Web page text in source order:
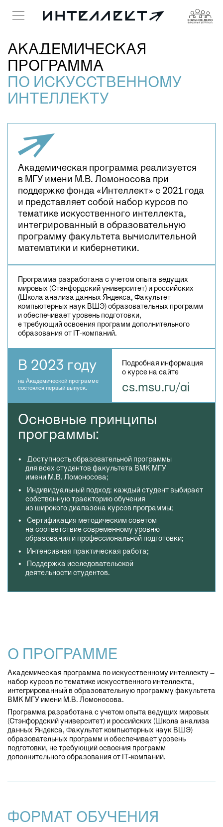
АКАДЕМИЧЕСКАЯ
ПРОГРАММА
ПО ИСКУССТВЕННОМУ
ИНТЕЛЛЕКТУ
Академическая программа реализуется
в МГУ имени М.В. Ломоносова при
поддержке фонда «Интеллект» с 2021 года
и представляет собой набор курсов по
тематике искусственного интеллекта,
интегрированный в образовательную
программу факультета вычислительной
математики и кибернетики.
Программа разработана с учетом опыта ведущих
мировых (Стэнфордский университет) и российских
(Школа анализа данных Яндекса, Факультет
компьютерных наук ВШЭ) образовательных программ
и обеспечивает уровень подготовки,
е требующий освоения программ дополнительного
образования от IT-компаний.
В 2023 году
на Академической программе
состоялся первый выпуск.
Подробная информация
о курсе на сайте
cs.msu.ru/ai
Основные принципы
программы:
Доступность образовательной программы
для всех студентов факультета ВМК МГУ
имени М.В. Ломоносова;
Индивидуальный подход: каждый студент выбирает
собственную траекторию обучения
из широкого диапазона курсов программы;
Сертификация методическим советом
на соответствие современному уровню
образования и профессиональной подготовки;
Интенсивная практическая работа;
Поддержка исследовательской
деятельности студентов.
О ПРОГРАММЕ
Академическая программа по искусственному интеллекту –
набор курсов по тематике искусственного интеллекта,
интегрированный в образовательную программу факультета
ВМК МГУ имени М.В. Ломоносова.
Программа разработана с учетом опыта ведущих мировых
(Стэнфордский университет) и российских (Школа анализа
данных Яндекса, Факультет компьютерных наук ВШЭ)
образовательных программ и обеспечивает уровень
подготовки, не требующий освоения программ
дополнительного образования от IT-компаний.
ФОРМАТ ОБУЧЕНИЯ